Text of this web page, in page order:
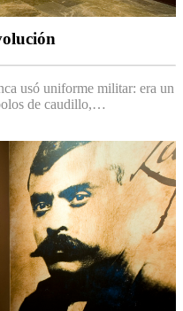
usó uniforme militar: era un
de caudillo,…